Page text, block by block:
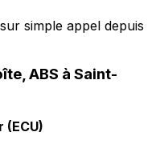
simple appel depuis
ABS à Saint-